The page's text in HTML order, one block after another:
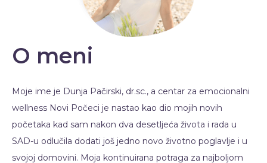
O meni
Moje ime je Dunja Pačirski, dr.sc., a centar za emocionalni
wellness Novi Počeci je nastao kao dio mojih novih
početaka kad sam nakon dva desetljeća života i rada u
SAD-u odlučila dodati još jedno novo životno poglavlje i u
svojoj domovini. Moja kontinuirana potraga za najboljom